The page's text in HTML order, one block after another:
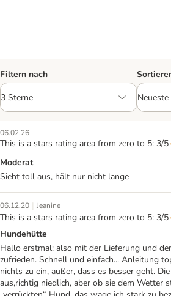
Filtern nach
06.02.26
This is a stars rating area from zero to 5: 3/5
Moderat
Sieht toll aus, hält nur nicht lange
06.12.20 | Jeanine
This is a stars rating area from zero to 5: 3/5
Hundehütte
Hallo erstmal: also mit der Lieferung und
zufrieden. Schnell und einfach... Anleitung
nichts zu ein, außer, dass es besser geht.
aus,richtig niedlich, aber ob sie dem Wetter